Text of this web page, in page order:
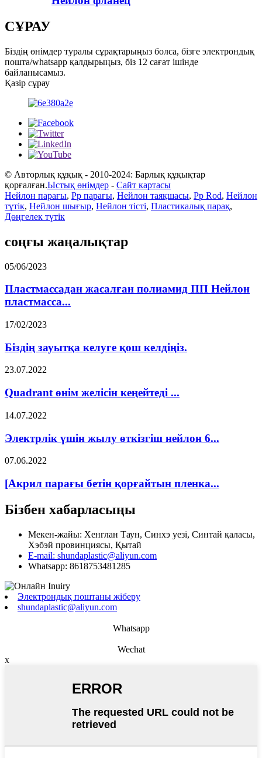
СҰРАУ
Біздің өнімдер туралы сұрақтарыңыз болса, бізге электрондық
пошта/whatsapp қалдырыңыз, біз 12 сағат ішінде
байланысамыз.
Қазір сұрау
© Авторлық құқық - 2010-2024: Барлық құқықтар
қорғалған.Ыстық өнімдер - Сайт картасы
Нейлон парағы, Pp парағы, Нейлон таяқшасы, Pp Rod, Нейлон
түтік, Нейлон шығыр, Нейлон тісті, Пластикалық парақ,
Дөңгелек түтік
соңғы жаңалықтар
05/06/2023
Пластмассадан жасалған полиамид ПП Нейлон
пластмасса...
17/02/2023
Біздің зауытқа келуге қош келдіңіз.
23.07.2022
Quadrant өнім желісін кеңейтеді ...
14.07.2022
Электрлік үшін жылу өткізгіш нейлон 6...
07.06.2022
[Акрил парағы бетін қорғайтын пленка...
Бізбен хабарласыңы
Мекен-жайы: Хенглан Таун, Синхэ уезі, Синтай қаласы,
Хэбэй провинциясы, Қытай
E-mail: shundaplastic@aliyun.com
Whatsapp: 8618753481285
Электрондық поштаны жіберу
shundaplastic@aliyun.com
Whatsapp
Wechat
x